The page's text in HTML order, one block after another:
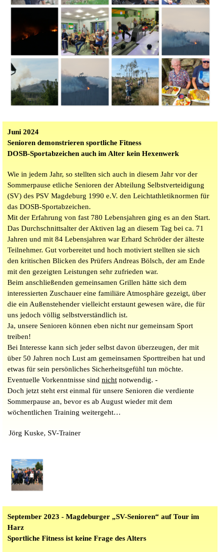
Juni 2024
Senioren demonstrieren sportliche Fitness
DOSB-Sportabzeichen auch im Alter kein Hexenwerk
Wie in jedem Jahr, so stellten sich auch in diesem Jahr vor der
Sommerpause etliche Senioren der Abteilung Selbstverteidigung
(SV) des PSV Magdeburg 1990 e.V. den Leichtathletiknormen für
das DOSB-Sportabzeichen.
Mit der Erfahrung von fast 780 Lebensjahren ging es an den Start.
Das Durchschnittsalter der Aktiven lag an diesem Tag bei ca. 71
Jahren und mit 84 Lebensjahren war Erhard Schröder der älteste
Teilnehmer. Gut vorbereitet und hoch motiviert stellten sie sich
den kritischen Blicken des Prüfers Andreas Bölsch, der am Ende
mit den gezeigten Leistungen sehr zufrieden war.
Beim anschließenden gemeinsamen Grillen hätte sich dem
interessierten Zuschauer eine familiäre Atmosphäre gezeigt, über
die ein Außenstehender vielleicht erstaunt gewesen wäre, die für
uns jedoch völlig selbstverständlich ist.
Ja, unsere Senioren können eben nicht nur gemeinsam Sport
treiben!
Bei Interesse kann sich jeder selbst davon überzeugen, der mit
über 50 Jahren noch Lust am gemeinsamen Sporttreiben hat und
etwas für sein persönliches Sicherheitsgefühl tun möchte.
Eventuelle Vorkenntnisse sind nicht notwendig. -
Doch jetzt steht erst einmal für unsere Senioren die verdiente
Sommerpause an, bevor es ab August wieder mit dem
wöchentlichen Training weitergeht…
Jörg Kuske, SV-Trainer
September 2023 - Magdeburger „SV-Senioren“ auf Tour im
Harz
Sportliche Fitness ist keine Frage des Alters